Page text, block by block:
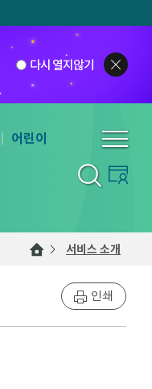
다시 열지않기
어린이
서비스 소개
인쇄